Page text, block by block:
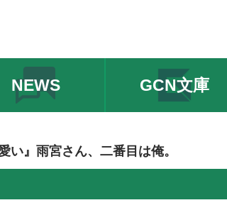
NEWS GCN文庫
い』雨宮さん、二番目は俺。